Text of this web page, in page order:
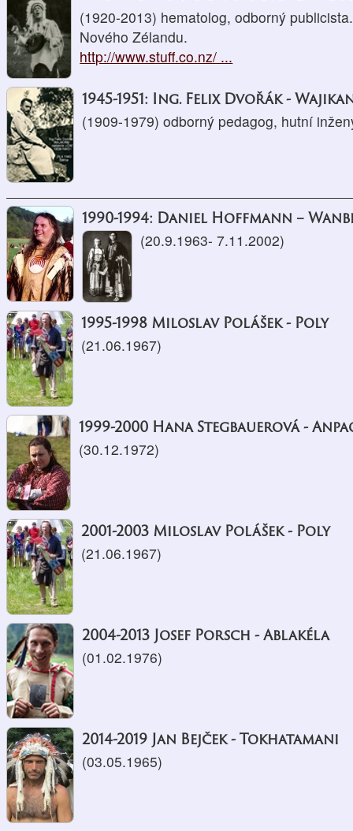
(1920-2013) hematolog, odborný
Nového Zélandu.
http://www.stuff.co.nz/ ...
1945-1951: Ing. Felix Dvořák -
(1909-1979) odborný pedagog, hutní
1990-1994: Daniel Hoffmann –
(20.9.1963- 7.11.2002)
1995-1998 Miloslav Polášek - Poly
(21.06.1967)
1999-2000 Hana Stegbauerová -
(30.12.1972)
2001-2003 Miloslav Polášek - Poly
(21.06.1967)
2004-2013 Josef Porsch - Ablakéla
(01.02.1976)
2014-2019 Jan Bejček - Tokhatamani
(03.05.1965)